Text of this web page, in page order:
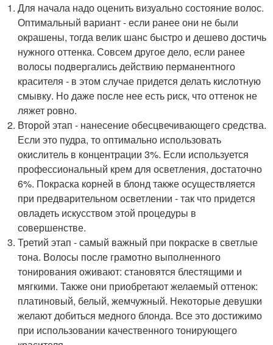
Для начала надо оценить визуально состояние волос.
Оптимальный вариант - если ранее они не были
окрашены, тогда велик шанс быстро и дешево достичь
нужного оттенка. Совсем другое дело, если ранее
волосы подвергались действию перманентного
красителя - в этом случае придется делать кислотную
смывку. Но даже после нее есть риск, что оттенок не
ляжет ровно.
Второй этап - нанесение обесцвечивающего средства.
Если это пудра, то оптимально использовать
окислитель в концентрации 3%. Если используется
профессиональный крем для осветления, достаточно
6%. Покраска корней в блонд также осуществляется
при предварительном осветлении - так что придется
овладеть искусством этой процедуры в
совершенстве.
Третий этап - самый важный при покраске в светлые
тона. Волосы после грамотно выполненного
тонирования оживают: становятся блестящими и
мягкими. Также они приобретают желаемый оттенок:
платиновый, белый, жемчужный. Некоторые девушки
желают добиться медного блонда. Все это достижимо
при использовании качественного тонирующего